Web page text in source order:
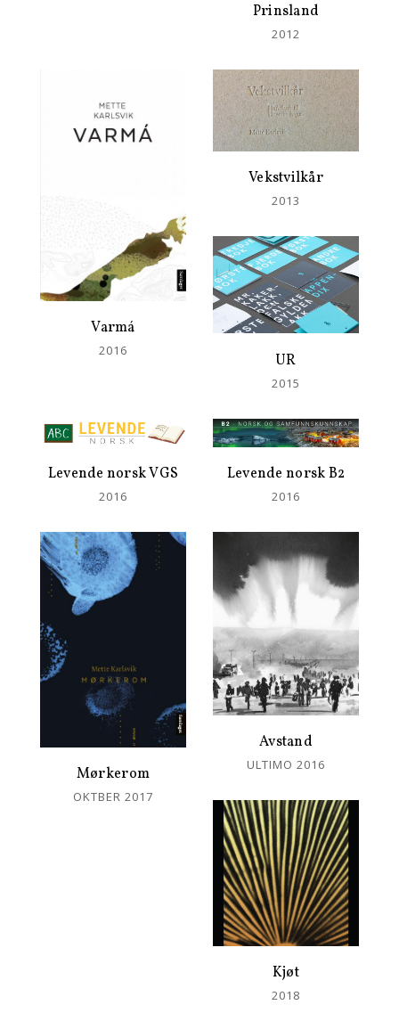
Prinsland
2012
Varmá
2016
Vekstvilkår
2013
UR
2015
Levende norsk VGS
2016
Levende norsk B2
2016
Mørkerom
OKTBER 2017
Avstand
ULTIMO 2016
Kjøt
2018